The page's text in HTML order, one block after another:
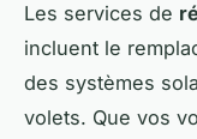
Les services de
incluent le
des systèmes
volets. Que vos